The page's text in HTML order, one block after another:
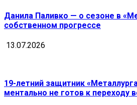
Данила Паливко — о сезоне в
собственном прогрессе
13.07.2026
19-летний защитник
ментально не готов к переходу